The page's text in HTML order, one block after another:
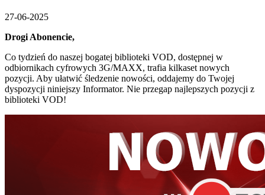
27-06-2025
Drogi Abonencie,
Co tydzień do naszej bogatej biblioteki VOD, dostępnej w
odbiornikach cyfrowych 3G/MAXX, trafia kilkaset nowych
pozycji. Aby ułatwić śledzenie nowości, oddajemy do Twojej
dyspozycji niniejszy Informator. Nie przegap najlepszych pozycji z
biblioteki VOD!